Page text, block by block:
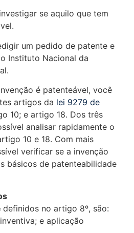
se aquilo que tem
um pedido de patente e
Instituto Nacional da
é patenteável, você
artigos da lei 9279 de
10; e artigo 18. Dos três
analisar rapidamente o
10 e 18. Com mais
verificar se a invenção
básicos de patenteabilidade
definidos no artigo 8º, são:
e aplicação